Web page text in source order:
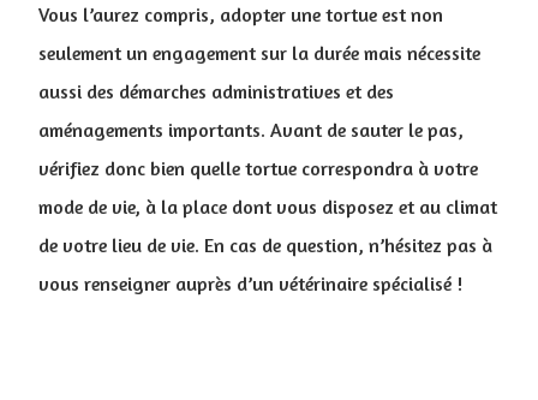
Vous l’aurez compris, adopter une tortue est non
seulement un engagement sur la durée mais nécessite
aussi des démarches administratives et des
aménagements importants. Avant de sauter le pas,
vérifiez donc bien quelle tortue correspondra à votre
mode de vie, à la place dont vous disposez et au climat
de votre lieu de vie. En cas de question, n’hésitez pas à
vous renseigner auprès d’un vétérinaire spécialisé !